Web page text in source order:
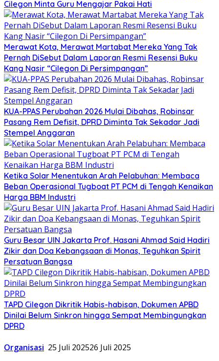
Cilegon Minta Guru Mengajar Pakai Hati
Merawat Kota, Merawat Martabat Mereka Yang Tak
Pernah DiSebut Dalam Laporan Resmi Resensi Buku
Kang Nasir “Cilegon Di Persimpangan”
KUA-PPAS Perubahan 2026 Mulai Dibahas, Robinsar
Pasang Rem Defisit, DPRD Diminta Tak Sekadar Jadi
Stempel Anggaran
Ketika Solar Menentukan Arah Pelabuhan: Membaca
Beban Operasional Tugboat PT PCM di Tengah Kenaikan
Harga BBM Industri
Guru Besar UIN Jakarta Prof. Hasani Ahmad Said Hadiri
Zikir dan Doa Kebangsaan di Monas, Teguhkan Spirit
Persatuan Bangsa
TAPD Cilegon Dikritik Habis-habisan, Dokumen APBD
Dinilai Belum Sinkron hingga Sempat Membingungkan
DPRD
Organisasi 25 Juli 202526 Juli 2025